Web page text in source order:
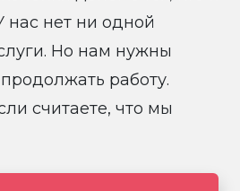
нас нет ни одной
Но нам нужны
работу.
считаете, что мы
региональная
Петербурга»
сайта it-coop